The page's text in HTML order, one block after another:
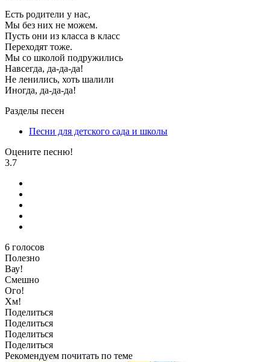
Есть родители у нас,
Мы без них не можем.
Пусть они из класса в класс
Переходят тоже.
Мы со школой подружились
Навсегда, да-да-да!
Не ленились, хоть шалили
Иногда, да-да-да!
Разделы песен
Песни для детского сада и школы
Оцените песню!
3.7
6 голосов
Полезно
Вау!
Смешно
Ого!
Хм!
Поделиться
Поделиться
Поделиться
Поделиться
Рекомендуем почитать по теме